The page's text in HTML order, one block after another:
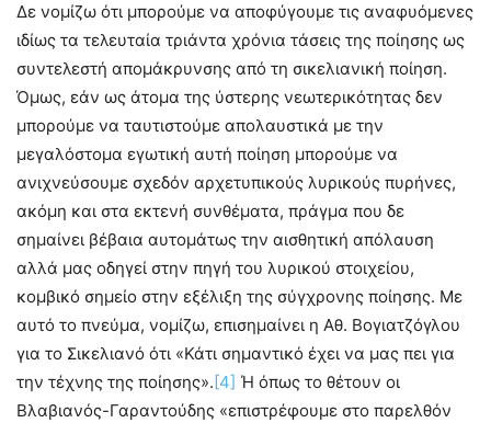
Δε νομίζω ότι μπορούμε να αποφύγουμε τις αναφυόμενες
ιδίως τα τελευταία τριάντα χρόνια τάσεις της ποίησης ως
συντελεστή απομάκρυνσης από τη σικελιανική ποίηση.
Όμως, εάν ως άτομα της ύστερης νεωτερικότητας δεν
μπορούμε να ταυτιστούμε απολαυστικά με την
μεγαλόστομα εγωτική αυτή ποίηση μπορούμε να
ανιχνεύσουμε σχεδόν αρχετυπικούς λυρικούς πυρήνες,
ακόμη και στα εκτενή συνθέματα, πράγμα που δε
σημαίνει βέβαια αυτομάτως την αισθητική απόλαυση
αλλά μας οδηγεί στην πηγή του λυρικού στοιχείου,
κομβικό σημείο στην εξέλιξη της σύγχρονης ποίησης. Με
αυτό το πνεύμα, νομίζω, επισημαίνει η Αθ. Βογιατζόγλου
για το Σικελιανό ότι «Κάτι σημαντικό έχει να μας πει για
την τέχνης της ποίησης». [4] Ή όπως το θέτουν οι
Βλαβιανός-Γαραντούδης «επιστρέφουμε στο παρελθόν